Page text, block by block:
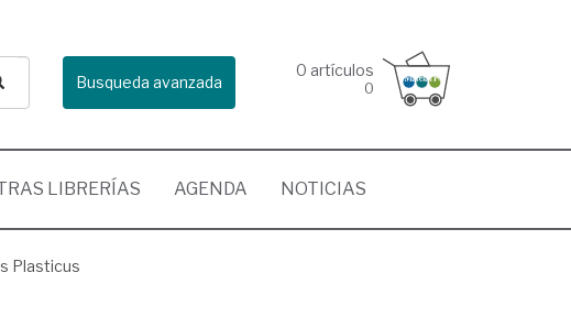
Busqueda avanzada
0 artículos
0
LIBRERÍAS AGENDA NOTICIAS
Plasticus